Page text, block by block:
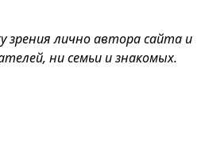
лично автора сайта и
ни семьи и знакомых.